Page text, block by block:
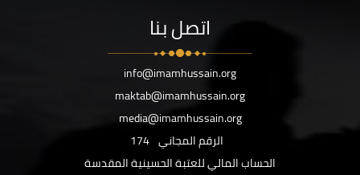
اتصل بنا
info@imamhussain.org
maktab@imamhussain.org
media@imamhussain.org
الرقم المجاني 174
الحساب المالي للعتبة الحسينية المقدسة